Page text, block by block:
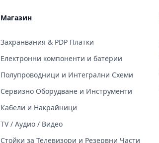
Магазин
Захранвания & PDP Платки
Електронни компоненти и батерии
Полупроводници и Интегрални Схеми
Сервизно Оборудване и Инструменти
Кабели и Накрайници
TV / Аудио / Видео
Стойки за Телевизори и Резервни Части